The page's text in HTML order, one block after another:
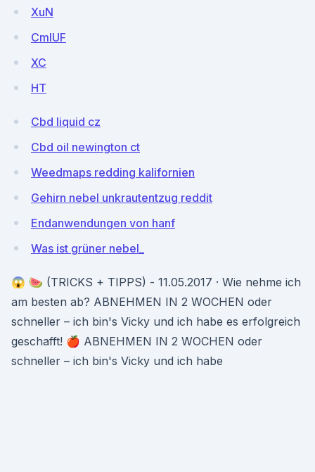
XuN
CmlUF
XC
HT
Cbd liquid cz
Cbd oil newington ct
Weedmaps redding kalifornien
Gehirn nebel unkrautentzug reddit
Endanwendungen von hanf
Was ist grüner nebel_
😱 🍉 (TRICKS + TIPPS) - 11.05.2017 · Wie nehme ich
am besten ab? ABNEHMEN IN 2 WOCHEN oder
schneller – ich bin's Vicky und ich habe es erfolgreich
geschafft! 🍎 ABNEHMEN IN 2 WOCHEN oder
schneller – ich bin's Vicky und ich habe